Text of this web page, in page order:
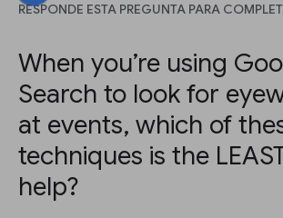
RESPONDE ESTA PREGUNTA PARA
When you’re using
Search to look for
at events, which of
techniques is the
help?